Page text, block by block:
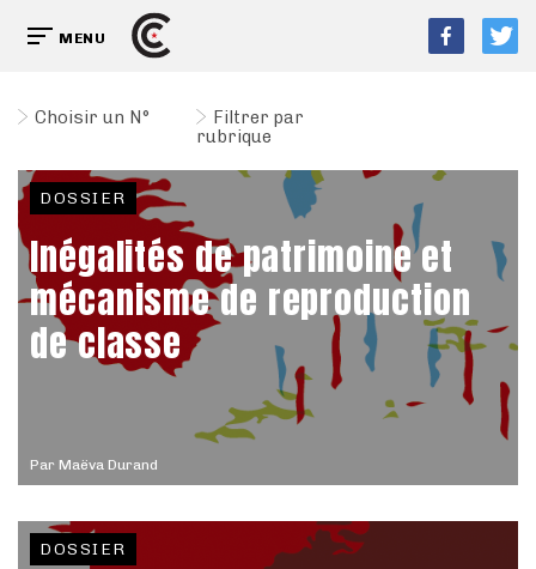
MENU
Choisir un N°
Filtrer par
rubrique
Par Maëva Durand
DOSSIER
Inégalités de patrimoine et
mécanisme de reproduction
de classe
DOSSIER